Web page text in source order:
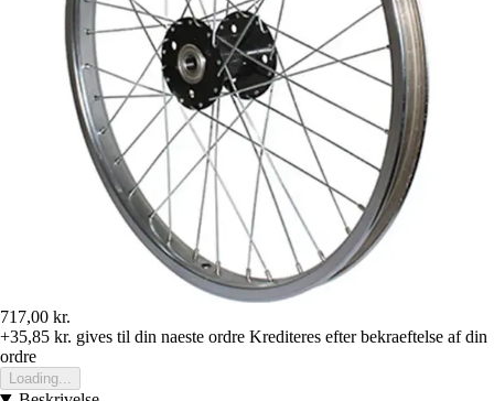
717,00 kr.
+35,85 kr. gives til din naeste ordre Krediteres efter bekraeftelse af din
ordre
Loading...